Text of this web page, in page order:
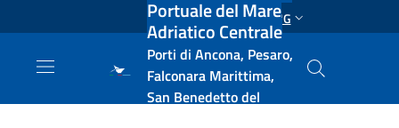
Salta al contenuto principale ENG
Portuale del Mare
Adriatico Centrale
Porti di Ancona, Pesaro,
Falconara Marittima,
San Benedetto del